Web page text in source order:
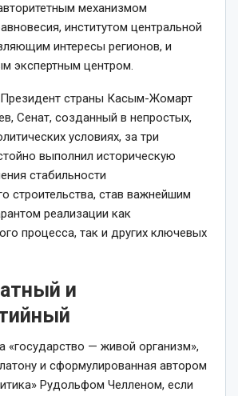
механизмом
институтом цент­ральной
интересы регионов, и
эксперт­ным центром.
Президент страны Касым­-Жомарт
Сенат, созданный в непростых,
условиях, за три
выполнил историческую
стабильности
строительства, став важнейшим
реализации как
процесса, так и других ключевых
и
«государство — живой организм»,
и сформулированная автором
Рудольфом Челленом, если